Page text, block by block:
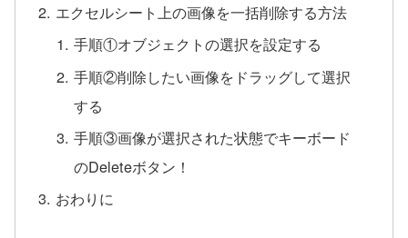
エクセルシート上の画像を一括削除する方法
手順①オブジェクトの選択を設定する
手順②削除したい画像をドラッグして選択
する
手順③画像が選択された状態でキーボード
のDeleteボタン！
おわりに